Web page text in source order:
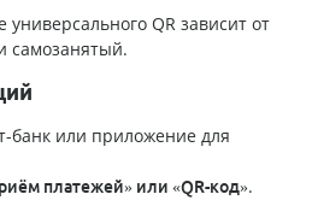
QR зависит от
самозанятый.
банк или приложение для
платежей» или «QR-код».